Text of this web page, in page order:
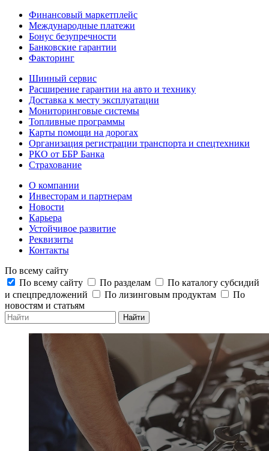
Финансовый маркетплейс
Международные платежи
Бонус безупречности
Банковские гарантии
Факторинг
Шинный сервис
Расширение гарантии на авто и технику
Доставка к месту эксплуатации
Мониторинговые системы
Топливные программы
Карты помощи на дорогах
Организация регистрации транспорта и спецтехники
РКО от ББР Банка
Страхование
О компании
Инвесторам и партнерам
Новости
Карьера
Устойчивое развитие
Реквизиты
Контакты
По всему сайту
По всему сайту
По разделам
По каталогу субсидий
и спецпредложений
По лизинговым продуктам
По
новостям и статьям
Найти